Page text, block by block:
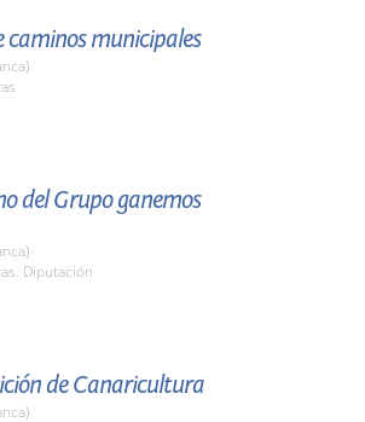
caminos municipales
del Grupo ganemos
Diputación
de Canaricultura